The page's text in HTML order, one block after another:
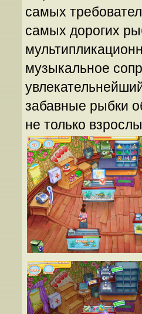
самых
самых дорогих
музыкальное
забавные рыбки
не только